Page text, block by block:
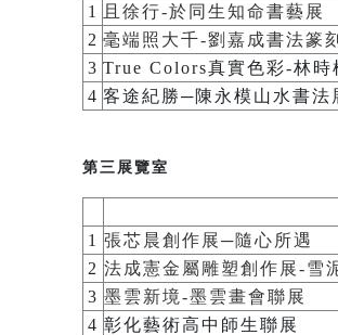
1
且徐行-於同生知命書藝展
2 毫端照大千-劉嘉成書法篆
3 True Colors真實色彩-林時
4 客途紀勝─陳永模山水書法
第三展覽室
1 張芯晨創作展─隨心所遇
2 法成憲金屬雕塑創作展-雪
3 墨雲新境-墨雲畫會聯展
4 彰化藝術高中師生聯展